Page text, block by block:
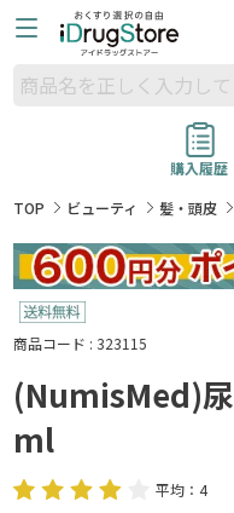
購入履歴
TOP
ビューティ 髪・頭皮
商品コード : 323115
(NumisMed)
ml
平均：4